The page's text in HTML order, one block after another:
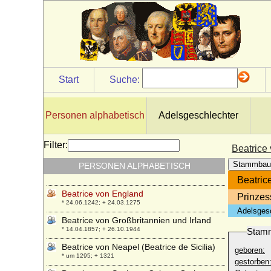
Start Suche:
Personen alphabetisch Adelsgeschlechter
Beatrice
geboren:
gestorben:
Filter:
PERSONEN ALPHABETISCH
di Tenda)
* 1372; + 13.09.1418
Beatrice Regina della Scala
* um 1325; + 18.06.1384
Beatrice Saluzzo di Santo Mauro
* 29.02.1888; + 23.02.1976
Beatrice Victoria von Preußen
Beatrice von Anjou (Beatrix von Sizilien)
* 1252; + 1275
Beatrice von Aragon (Beatrice di Napoli)
* 16.11.1457; + 23.09.1508
Beatrice von Bourbon-Sizilien
* 16.06.1950;
Beatrice von England
* 24.06.1242; + 24.03.1275
Beatrice von Großbritannien und Irland
* 14.04.1857; + 26.10.1944
Beatrice von Neapel (Beatrice de Sicilia)
* um 1295; + 1321